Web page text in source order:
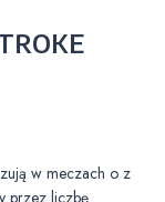
w meczach o z
przez liczbę